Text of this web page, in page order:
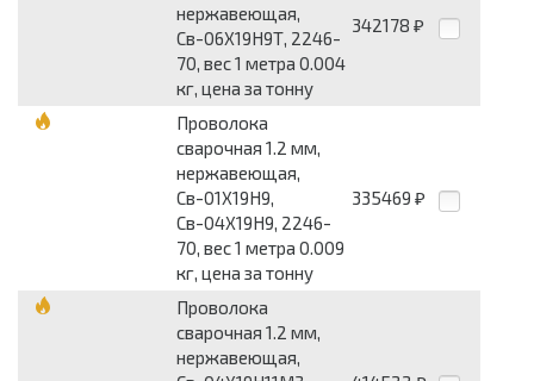
нержавеющая,
Св-06Х19Н9Т, 2246-
70, вес 1 метра 0.004
кг, цена за тонну
342178 ₽
Проволока
сварочная 1.2 мм,
нержавеющая,
Св-01Х19Н9,
Св-04Х19Н9, 2246-
70, вес 1 метра 0.009
кг, цена за тонну
335469 ₽
Проволока
сварочная 1.2 мм,
нержавеющая,